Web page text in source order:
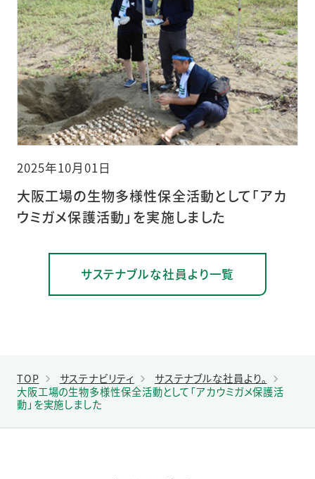
2025年10月01日
大阪工場の生物多様性保全活動として「アカ
ウミガメ保護活動」を実施しました
サステナブルな社員より一覧
TOP サステナビリティ
サステナブルな社員より。
大阪工場の生物多様性保全活動として「アカウミガメ保護活
動」を実施しました